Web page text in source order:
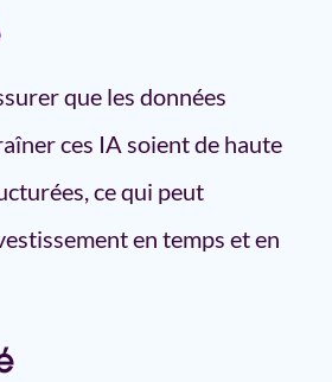
que les données
ces IA soient de haute
ce qui peut
en temps et en